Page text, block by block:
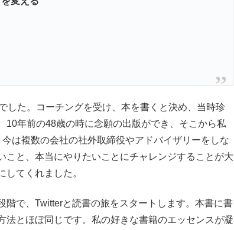
した。コーチングを受け、本を書くと決め、当時珍
10年前の48歳の時に念願の出版ができ、そこから私
は複数の会社の社外取締役やアドバイザリーをしな
と、本当にやりたいことにチャレンジすることが大
てくれました。
階で、Twitterと読書の旅をスタートします。本書に書
とほぼ同じです。私の好きな書籍のエッセンスが凝